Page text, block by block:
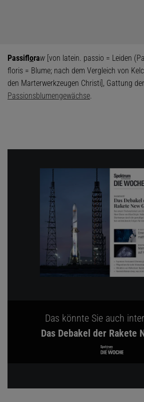
Passifloraw [von latein. passio = Leiden
floris = Blume; nach dem Vergleich von
den Marterwerkzeugen Christi], Gattung der
Passionsblumengewächse.
Das könnte Sie auch
Das Debakel der Rakete